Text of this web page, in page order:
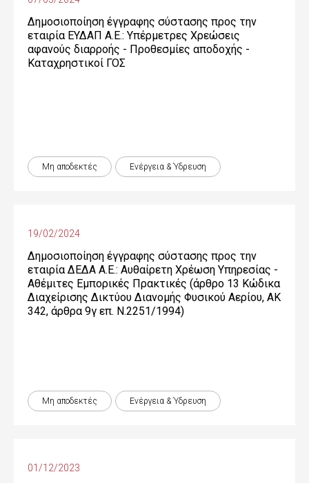
Δημοσιοποίηση έγγραφης σύστασης προς την
εταιρία ΕΥΔΑΠ Α.Ε.: Υπέρμετρες Χρεώσεις
αφανούς διαρροής - Προθεσμίες αποδοχής -
Καταχρηστικοί ΓΟΣ
Μη αποδεκτές Ενέργεια & Ύδρευση
19/02/2024
Δημοσιοποίηση έγγραφης σύστασης προς την
εταιρία ΔΕΔΑ Α.Ε.: Αυθαίρετη Χρέωση Υπηρεσίας -
Αθέμιτες Εμπορικές Πρακτικές (άρθρο 13 Κώδικα
Διαχείρισης Δικτύου Διανομής Φυσικού Αερίου, ΑΚ
342, άρθρα 9γ επ. Ν.2251/1994)
Μη αποδεκτές Ενέργεια & Ύδρευση
01/12/2023